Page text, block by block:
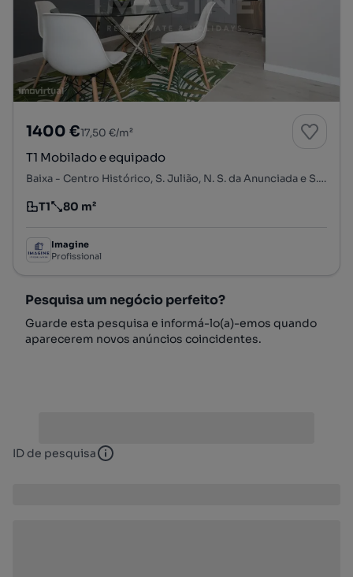
1400 €17,50 €/m²
T1 Mobilado e equipado
Baixa - Centro Histórico, S. Julião, N. S. da Anunciada e S. Maria da Graça, Setúbal, Setúbal
Tipologia
T1
Preço por metro quadrado
80 m²
Imagine
Profissional
Pesquisa um negócio perfeito?
Guarde esta pesquisa e informá-lo(a)-emos quando
aparecerem novos anúncios coincidentes.
ID de pesquisa ID de pesquisa